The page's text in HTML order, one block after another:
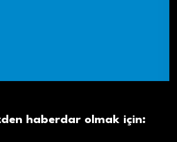
haberdar olmak için: